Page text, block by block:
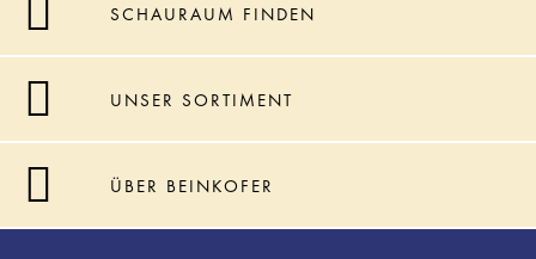
SCHAURAUM FINDEN
UNSER SORTIMENT
ÜBER BEINKOFER